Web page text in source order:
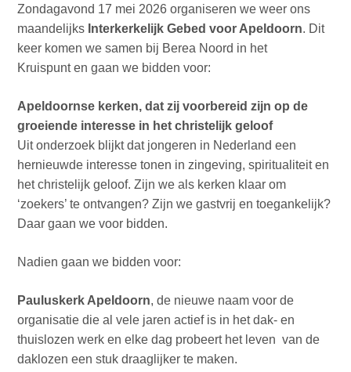
Zondagavond 17 mei 2026 organiseren we weer ons
maandelijks Interkerkelijk Gebed voor Apeldoorn. Dit
keer komen we samen bij Berea Noord in het
Kruispunt en gaan we bidden voor:
Apeldoornse kerken, dat zij voorbereid zijn op de
groeiende interesse in het christelijk geloof
Uit onderzoek blijkt dat jongeren in Nederland een
hernieuwde interesse tonen in zingeving, spiritualiteit en
het christelijk geloof. Zijn we als kerken klaar om
‘zoekers’ te ontvangen? Zijn we gastvrij en toegankelijk?
Daar gaan we voor bidden.
Nadien gaan we bidden voor:
Pauluskerk Apeldoorn, de nieuwe naam voor de
organisatie die al vele jaren actief is in het dak- en
thuislozen werk en elke dag probeert het leven van de
daklozen een stuk draaglijker te maken.